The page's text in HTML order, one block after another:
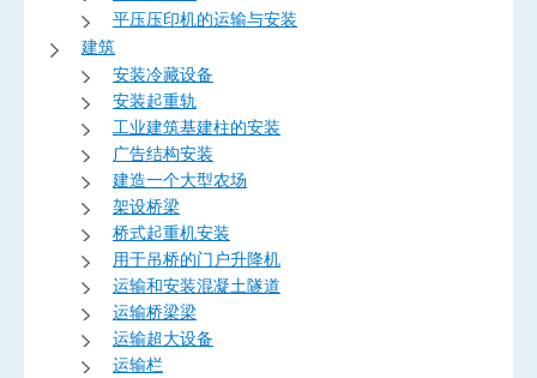
平压压印机的运输与安装
建筑
安装冷藏设备
安装起重轨
工业建筑基建柱的安装
广告结构安装
建造一个大型农场
架设桥梁
桥式起重机安装
用于吊桥的门户升降机
运输和安装混凝土隧道
运输桥梁梁
运输超大设备
运输栏